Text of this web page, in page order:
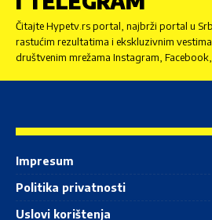
Čitajte Hypetv.rs portal, najbrži portal u
rastućim rezultatima i ekskluzivnim
društvenim mrežama Instagram,
Impresum
Politika privatnosti
Uslovi korištenja